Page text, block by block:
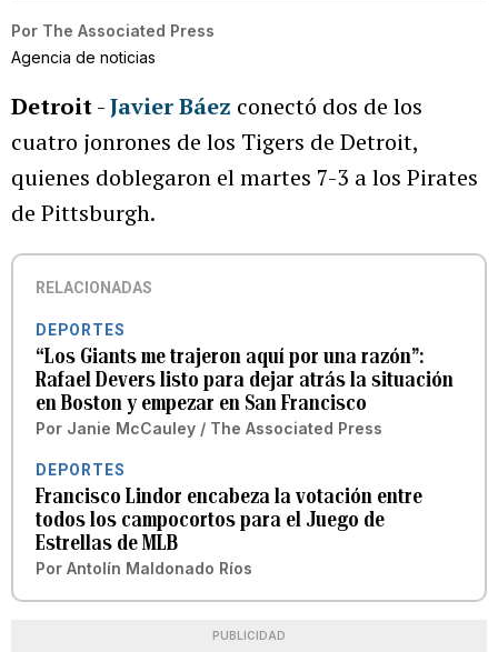
Por The Associated Press
Agencia de noticias
Detroit-Javier Báez conectó dos de los
cuatro jonrones de los Tigers de Detroit,
quienes doblegaron el martes 7-3 a los Pirates
de Pittsburgh.
RELACIONADAS
DEPORTES
“Los Giants me trajeron aquí por una razón”:
Rafael Devers listo para dejar atrás la situación
en Boston y empezar en San Francisco
Por Janie McCauley / The Associated Press
DEPORTES
Francisco Lindor encabeza la votación entre
todos los campocortos para el Juego de
Estrellas de MLB
Por Antolín Maldonado Ríos
PUBLICIDAD